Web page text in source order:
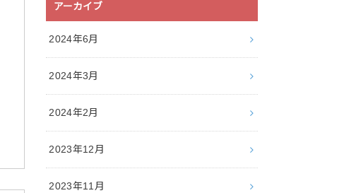
アーカイブ
2024年6月
2024年3月
2024年2月
2023年12月
2023年11月